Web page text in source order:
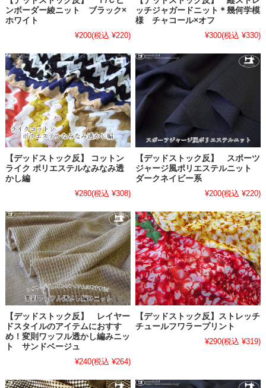
ンボーダー綾ニット ブラック×
ホワイト
¥200(税込 ¥220)
ッチジャガードニット＊幾何学模
様 チャコール×オフ
¥300(税込 ¥330)
【デッドストック反】 コットン
ライク ポリエステルなみなみ透
かし編
¥280(税込 ¥308)
【デッドストック反】 スポーツ
ジャージ風ポリエステルニット
ダークネイビー系
¥200(税込 ¥220)
【デッドストック反】 レイヤー
ドスタイルのアイテムにおすす
め！変則ワッフル透かし編みニッ
ト サンドベージュ
¥240(税込 ¥264)
【デッドストック反】ストレッチ
チュールフワラープリント
¥290(税込 ¥319)